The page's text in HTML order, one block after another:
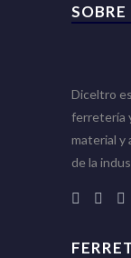
Diceltro
ferretería
material y
de la